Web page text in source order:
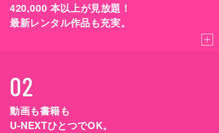
420,000 本以上が見放題！
最新レンタル作品も充実。
02
動画も書籍も
U-NEXTひとつでOK。